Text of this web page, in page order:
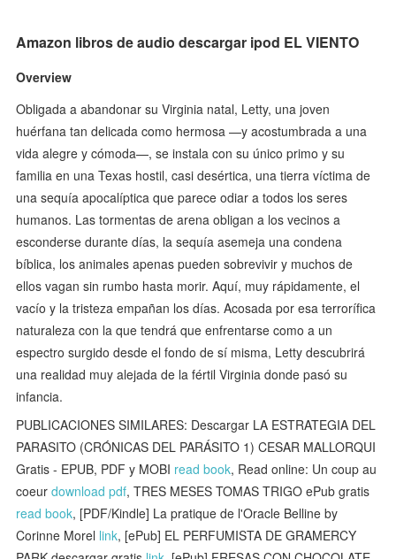
Amazon libros de audio descargar ipod EL VIENTO
Overview
Obligada a abandonar su Virginia natal, Letty, una joven
huérfana tan delicada como hermosa —y acostumbrada a una
vida alegre y cómoda—, se instala con su único primo y su
familia en una Texas hostil, casi desértica, una tierra víctima de
una sequía apocalíptica que parece odiar a todos los seres
humanos. Las tormentas de arena obligan a los vecinos a
esconderse durante días, la sequía asemeja una condena
bíblica, los animales apenas pueden sobrevivir y muchos de
ellos vagan sin rumbo hasta morir. Aquí, muy rápidamente, el
vacío y la tristeza empañan los días. Acosada por esa terrorífica
naturaleza con la que tendrá que enfrentarse como a un
espectro surgido desde el fondo de sí misma, Letty descubrirá
una realidad muy alejada de la fértil Virginia donde pasó su
infancia.
PUBLICACIONES SIMILARES: Descargar LA ESTRATEGIA DEL
PARASITO (CRÓNICAS DEL PARÁSITO 1) CESAR MALLORQUI
Gratis - EPUB, PDF y MOBI read book, Read online: Un coup au
coeurdownload pdf, TRES MESES TOMAS TRIGO ePub gratis
read book, [PDF/Kindle] La pratique de l'Oracle Belline by
Corinne Morel link, [ePub] EL PERFUMISTA DE GRAMERCY